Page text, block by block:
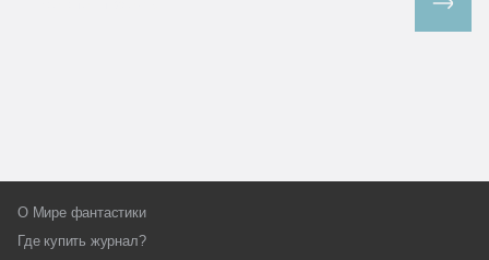
О Мире фантастики
Где купить журнал?